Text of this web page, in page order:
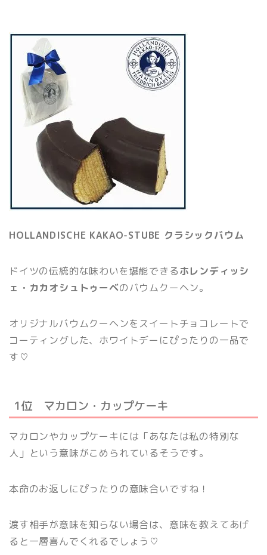
HOLLANDISCHE KAKAO-STUBE クラシックバウム
ドイツの伝統的な味わいを堪能できるホレンディッシ
ェ・カカオシュトゥーベのバウムクーヘン。
オリジナルバウムクーヘンをスイートチョコレートで
コーティングした、ホワイトデーにぴったりの一品で
す♡
1位 マカロン・カップケーキ
マカロンやカップケーキには「あなたは私の特別な
人」という意味がこめられているそうです。
本命のお返しにぴったりの意味合いですね！
渡す相手が意味を知らない場合は、意味を教えてあげ
ると一層喜んでくれるでしょう♡